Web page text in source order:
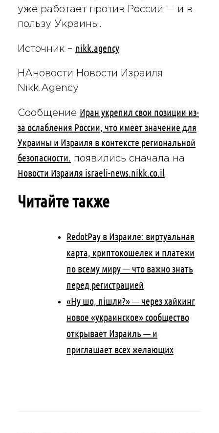
уже работает против России — и в
пользу Украины.
Источник – nikk.agency
НАновости Новости Израиля
Nikk.Agency
Сообщение Иран укрепил свои позиции из-
за ослабления России, что имеет значение для
Украины и Израиля в контексте региональной
безопасности. появились сначала на
Новости Израиля israeli-news.nikk.co.il.
Читайте также
RedotPay в Израиле: виртуальная
карта, криптокошелек и платежи
по всему миру — что важно знать
перед регистрацией
«Ну шо, пішли?» — через хайкинг
новое «украинское» сообщество
открывает Израиль — и
приглашает всех желающих